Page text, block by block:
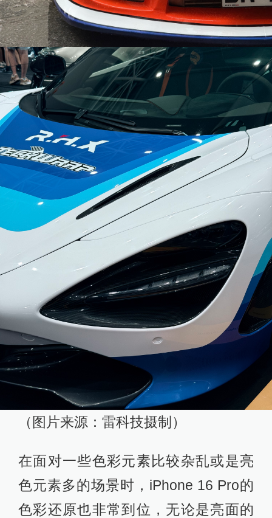
（图片来源：雷科技摄制）
在面对一些色彩元素比较杂乱或是亮
色元素多的场景时，iPhone 16 Pro的
色彩还原也非常到位，无论是亮面的